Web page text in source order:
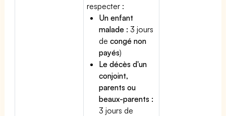
respecter :
Un enfant
malade : 3 jours
decongé non
payés)
Le décès d'un
conjoint,
parents ou
beaux-parents :
3 jours de